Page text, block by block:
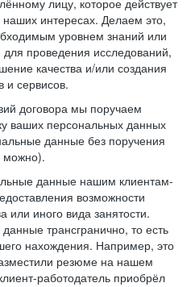
лицу, которое действует
интересах. Делаем это,
уровнем знаний или
проведения исследований,
качества и/или создания
и сервисов.
договора мы поручаем
ваших персональных данных
данные без поручения
можно).
данные нашим клиентам-
возможности
или иного вида занятости.
трансгранично, то есть
нахождения. Например, это
резюме на нашем
работодатель приобрёл